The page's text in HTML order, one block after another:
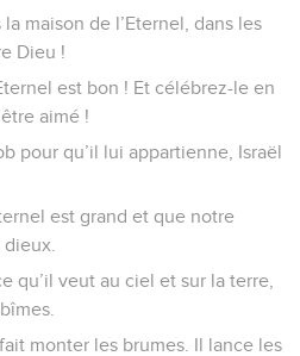
maison de l’Eternel, dans les
Dieu !
est bon ! Et célébrez-le en
aimé !
pour qu’il lui appartienne, Israël
est grand et que notre
qu’il veut au ciel et sur la terre,
monter les brumes. Il lance les